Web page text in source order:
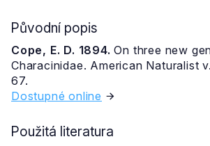
Původní popis
Cope, E. D. 1894. On three new
Characinidae. American Naturalist
67.
Dostupné online
Použitá literatura